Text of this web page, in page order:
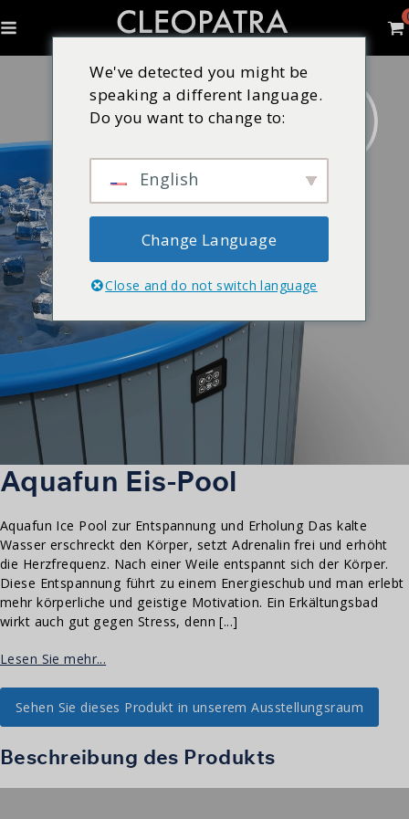
Aquafun Eis-Pool
Aquafun Ice Pool zur Entspannung und Erholung Das kalte
Wasser erschreckt den Körper, setzt Adrenalin frei und erhöht
die Herzfrequenz. Nach einer Weile entspannt sich der Körper.
Diese Entspannung führt zu einem Energieschub und man erlebt
mehr körperliche und geistige Motivation. Ein Erkältungsbad
wirkt auch gut gegen Stress, denn [...]
Lesen Sie mehr...
Sehen Sie dieses Produkt in unserem Ausstellungsraum
Beschreibung des Produkts
We've detected you might be
speaking a different language.
Do you want to change to:
English
Change Language
Close and do not switch language